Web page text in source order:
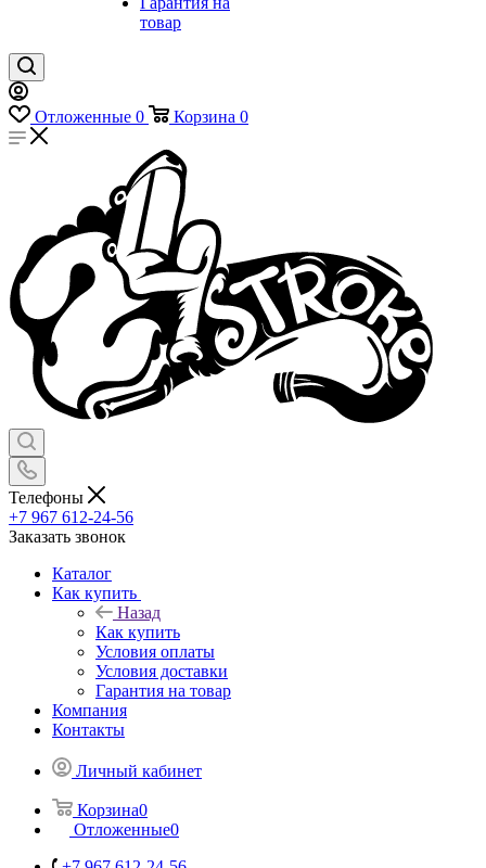
товар
Отложенные 0 Корзина 0
Телефоны
+7 967 612-24-56
Заказать звонок
Каталог
Как купить
Назад
Как купить
Условия оплаты
Условия доставки
Гарантия на товар
Компания
Контакты
Личный кабинет
Корзина0
Отложенные0